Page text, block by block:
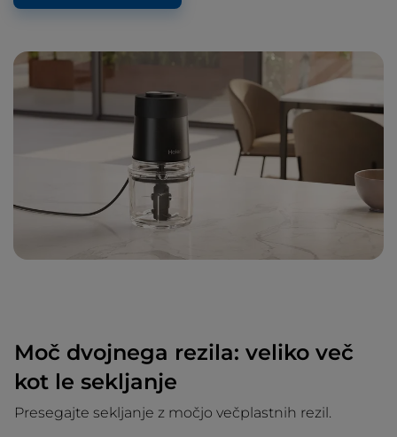
Moč dvojnega rezila: veliko več
kot le sekljanje
Presegajte sekljanje z močjo večplastnih rezil.